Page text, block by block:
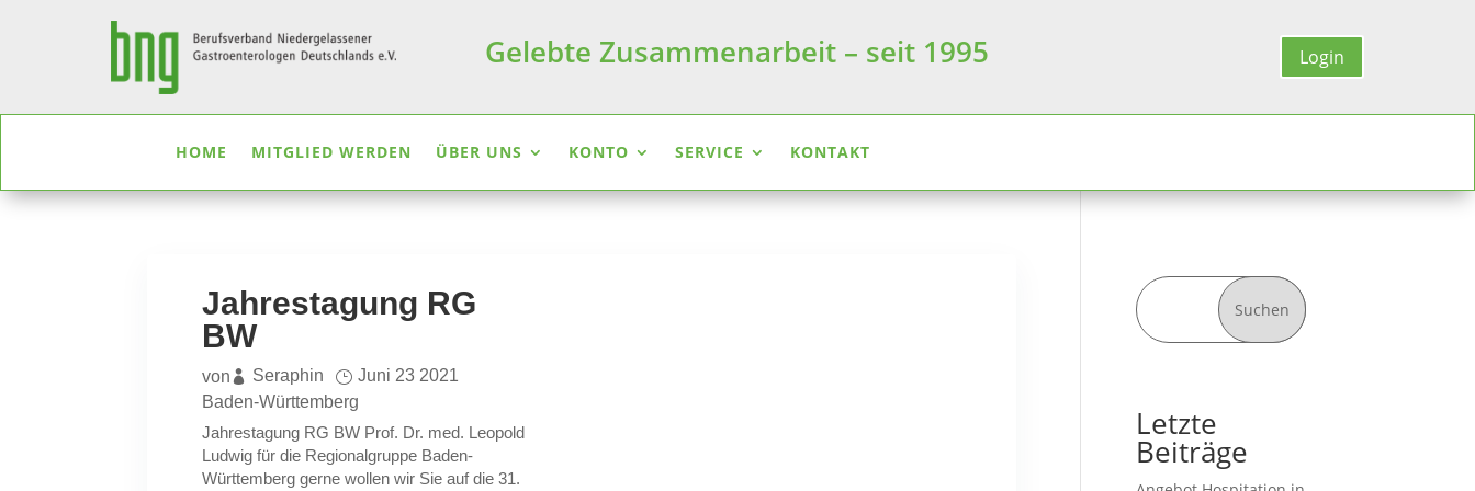
Gelebte Zusammenarbeit – seit 1995 Login
HOME MITGLIED WERDEN ÜBER UNS KONTO SERVICE KONTAKT
Jahrestagung RG
BW
von Seraphin
Juni 23 2021
Baden-Württemberg
Jahrestagung RG BW Prof. Dr. med. Leopold
Ludwig für die Regionalgruppe Baden-
Württemberg gerne wollen wir Sie auf die 31.
Suchen
Letzte
Beiträge